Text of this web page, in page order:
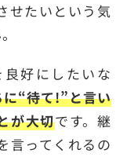
せたいという気
好にしたいな
“待て!”と言い
が大切です。継
言ってくれるの